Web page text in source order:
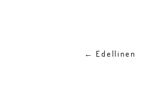
← Edellinen